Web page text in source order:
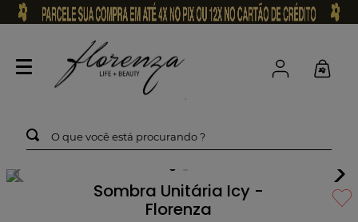
O que você está procurando ?
Sombra Unitária Icy -
Florenza